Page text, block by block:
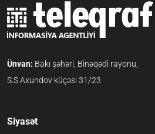
Ünvan: Bakı şəhəri, Binəqədi rayonu,
S.S.Axundov küçəsi 31/23
Siyasət